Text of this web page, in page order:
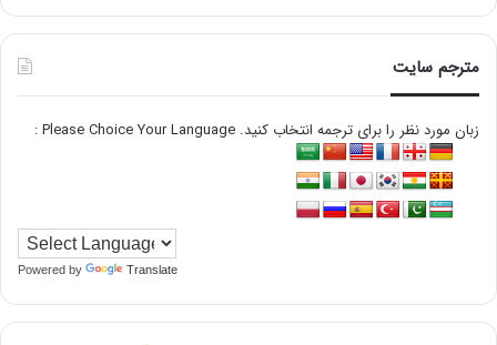
مترجم سایت
زبان مورد نظر را برای ترجمه انتخاب کنید. Please Choice Your Language :
Powered by Translate